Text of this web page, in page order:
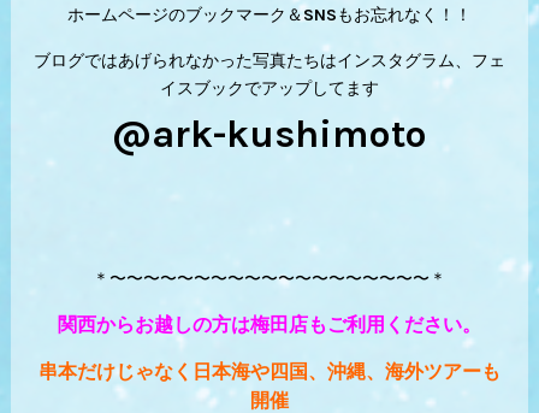
ホームページのブックマーク＆SNSもお忘れなく！！
ブログではあげられなかった写真たちはインスタグラム、フェ
イスブックでアップしてます
@ark-kushimoto
＊〜〜〜〜〜〜〜〜〜〜〜〜〜〜〜〜〜〜〜＊
関西からお越しの方は梅田店もご利用ください。
串本だけじゃなく日本海や四国、沖縄、海外ツアーも
開催